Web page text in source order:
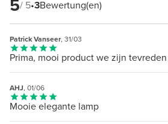
5/ 5•3Bewertung(en)
Patrick Vanseer, 31/03
Prima, mooi product we zijn tevreden
AHJ, 01/06
Mooie elegante lamp